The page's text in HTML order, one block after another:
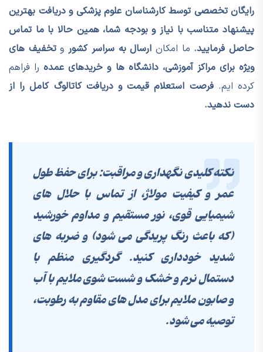
رایگان تخصصی توسط کارشناسان علوم پزشکی و دریافت بهترین
پیشنهاد متناسب با نیاز و بودجه شما، همین حالا با ما تماس
حاصل فرمایید. ما امکان ارسال به سراسر کشوروتخفیف های
ویژه برای مراکز آموزشی، دانشگاه ها و خریدهای عمدهرا فراهم
کرده ایم.فرصت استعلام قیمت و دریافت کاتالوگ کامل را از
دست ندهید.
نکته کلیدی نگهداری و مراقبت:برای حفظ طول
عمر و کیفیت مولاژ، از تماس با حلال های
شیمیایی قوی، نور مستقیم و مداوم خورشید
(که باعث رنگ پریدگی می شود) و ضربه های
شدید خودداری کنید. گردگیری منظم با
دستمال نرم و خشک و شست شوی ملایم با آب
و صابون ملایم برای مدل های مقاوم به رطوبت،
توصیه می شود.